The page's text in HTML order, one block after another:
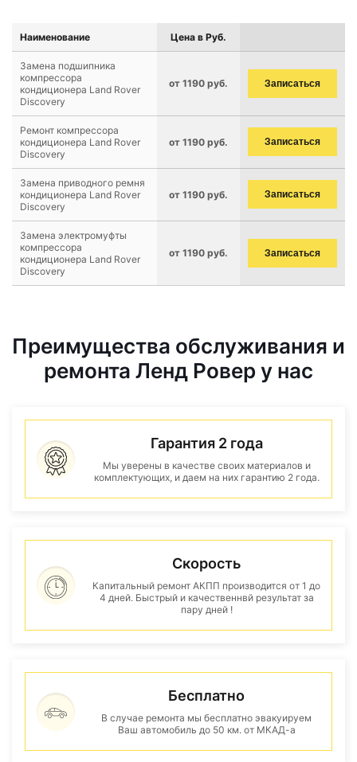
Наименование Цена в Руб.
Замена подшипника
компрессора
кондиционера Land Rover
Discovery
от 1190 руб. Записаться
Ремонт компрессора
кондиционера Land Rover
Discovery
от 1190 руб. Записаться
Замена приводного ремня
кондиционера Land Rover
Discovery
от 1190 руб. Записаться
Замена электромуфты
компрессора
кондиционера Land Rover
Discovery
от 1190 руб. Записаться
Преимущества обслуживания и
ремонта Ленд Ровер у нас
Гарантия 2 года
Мы уверены в качестве своих материалов и
комплектующих, и даем на них гарантию 2 года.
Скорость
Капитальный ремонт АКПП производится от 1 до
4 дней. Быстрый и качественнвй результат за
пару дней !
Бесплатно
В случае ремонта мы бесплатно эвакуируем
Ваш автомобиль до 50 км. от МКАД-а